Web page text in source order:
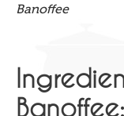
Banoffee
Banoffee: